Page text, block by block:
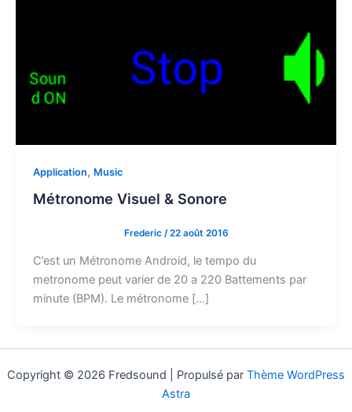
Application, Music
Métronome Visuel & Sonore
Frederic /22 août 2016
C’est un Métronome Android, le tempo du
metronome peut varier de 20 a 220 Battements par
minute (BPM). Le métronome […]
Copyright © 2026 Fredsound | Propulsé par Thème WordPress
Astra